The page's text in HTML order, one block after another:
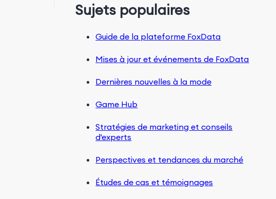
Sujets populaires
Guide de la plateforme FoxData
Mises à jour et événements de FoxData
Dernières nouvelles à la mode
Game Hub
Stratégies de marketing et conseils
d'experts
Perspectives et tendances du marché
Études de cas et témoignages